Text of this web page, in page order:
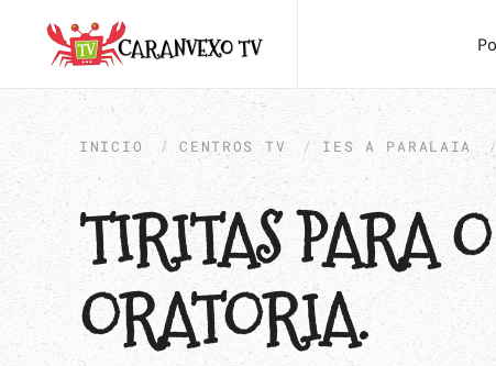
INICIO CENTROS TV IES A PARALAIA
TIRITAS PARA
ORATORIA.